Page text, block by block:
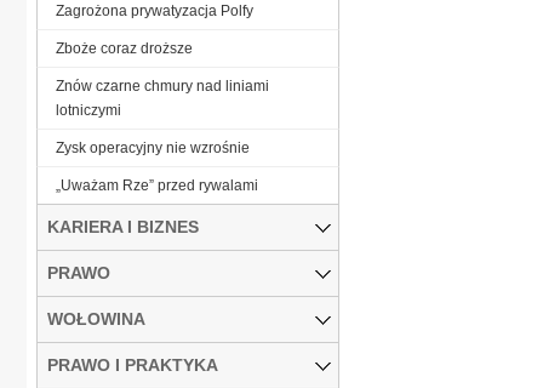
Zagrożona prywatyzacja Polfy
Zboże coraz droższe
Znów czarne chmury nad liniami
lotniczymi
Zysk operacyjny nie wzrośnie
„Uważam Rze” przed rywalami
KARIERA I BIZNES
PRAWO
WOŁOWINA
PRAWO I PRAKTYKA